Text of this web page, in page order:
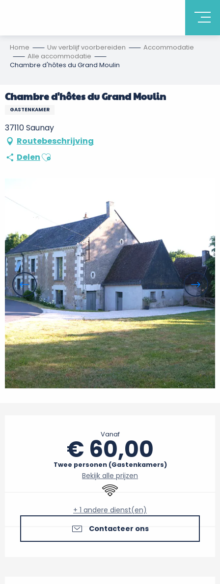
Home Uw verblijf voorbereiden
Accommodatie
Alle accommodatie
Chambre d'hôtes du Grand Moulin
Chambre d'hôtes du Grand Moulin
GASTENKAMER
37110 Saunay
Routebeschrijving
DelenAjouter aux favoris
Vanaf
€ 60,00
Twee personen (Gastenkamers)
Bekijk alle prijzen
Wifi
+ 1 andere dienst(en)
Contacteer ons